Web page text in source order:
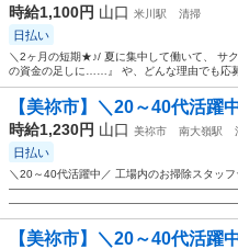
時給1,100円 山口 米川駅 清掃
日払い
＼2ヶ月の短期★♪/ 夏に集中して働いて、 サ
の資金の足しに……』 や、どんな理由でも応
【美祢市】＼20～40代活躍
時給1,230円 山口 美祢市 南大嶺駅
日払い
＼20～40代活躍中／ 工場内のお掃除スタッ
—————————————————————— 【 こ
—————————————————————— ▼
【美祢市】＼20～40代活